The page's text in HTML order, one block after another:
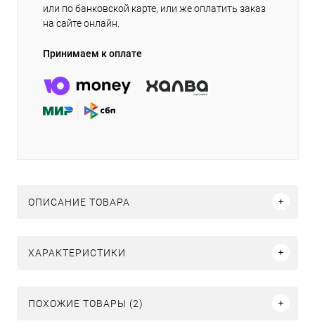
или по банковской карте, или же оплатить заказ
на сайте онлайн.
Принимаем к оплате
ОПИСАНИЕ ТОВАРА
ХАРАКТЕРИСТИКИ
ПОХОЖИЕ ТОВАРЫ (2)